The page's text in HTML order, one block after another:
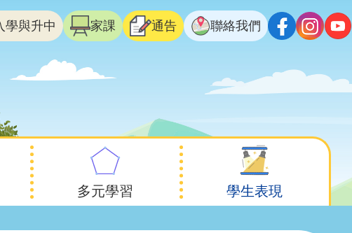
學與升中
家課 通告 聯絡我們
多元學習 學生表現